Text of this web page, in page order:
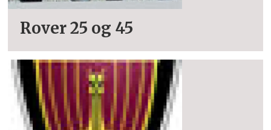
Rover 25 og 45